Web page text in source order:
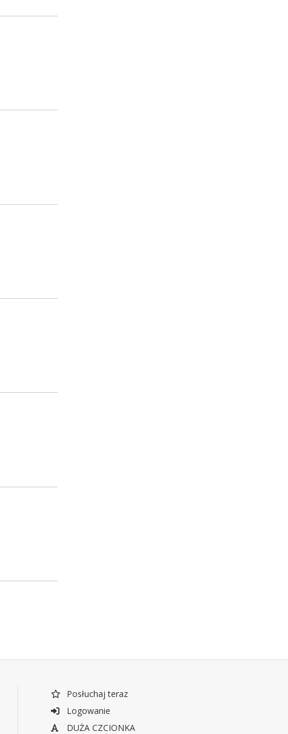
Posłuchaj teraz
Logowanie
DUŻA CZCIONKA